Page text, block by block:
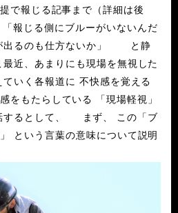
のも仕方ないか」 と静
近、あまりにも現場を無視した
いく各報道に 不快感を覚える
まず、 この「ブ
という言葉の意味について説明